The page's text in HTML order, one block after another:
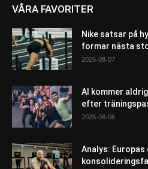
VÅRA FAVORITER
Nike satsar på
formar nästa
2026-08-07
AI kommer
efter
2026-08-06
Analys: Europas